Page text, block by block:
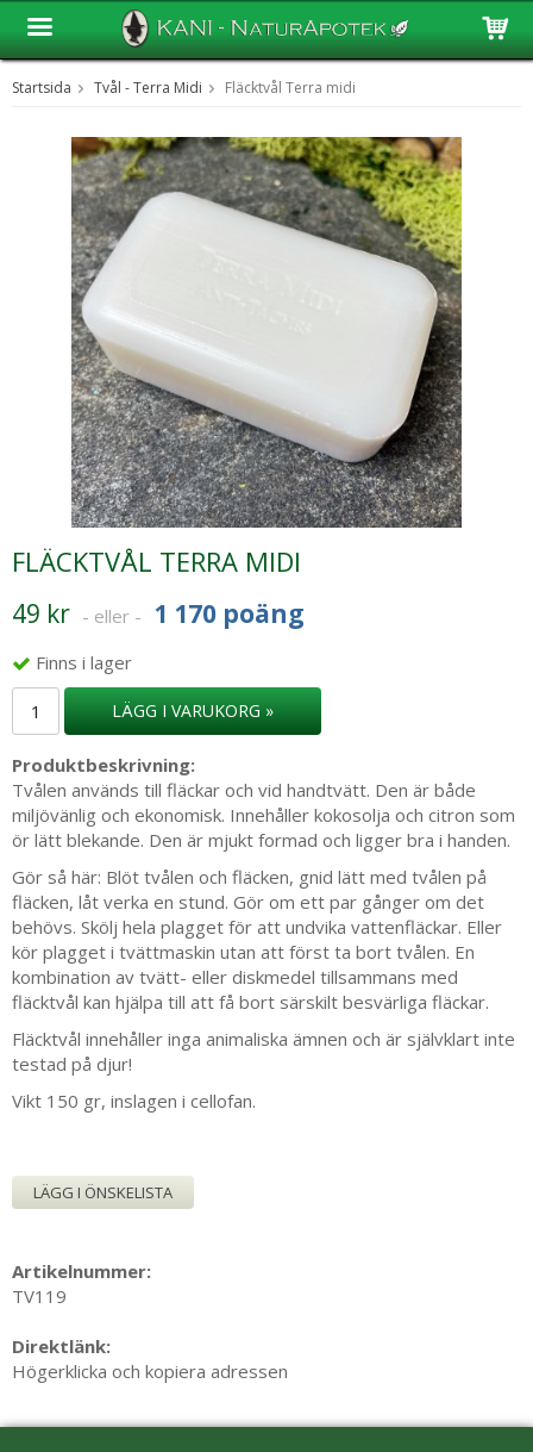
Startsida Tvål - Terra Midi Fläcktvål Terra midi
FLÄCKTVÅL TERRA MIDI
49 kr - eller - 1 170 poäng
Finns i lager
LÄGG I VARUKORG »
Produktbeskrivning:
Tvålen används till fläckar och vid handtvätt. Den är både
miljövänlig och ekonomisk. Innehåller kokosolja och citron som
ör lätt blekande. Den är mjukt formad och ligger bra i handen.
Gör så här: Blöt tvålen och fläcken, gnid lätt med tvålen på
fläcken, låt verka en stund. Gör om ett par gånger om det
behövs. Skölj hela plagget för att undvika vattenfläckar. Eller
kör plagget i tvättmaskin utan att först ta bort tvålen. En
kombination av tvätt- eller diskmedel tillsammans med
fläcktvål kan hjälpa till att få bort särskilt besvärliga fläckar.
Fläcktvål innehåller inga animaliska ämnen och är självklart inte
testad på djur!
Vikt 150 gr, inslagen i cellofan.
LÄGG I ÖNSKELISTA
Artikelnummer:
TV119
Direktlänk:
Högerklicka och kopiera adressen